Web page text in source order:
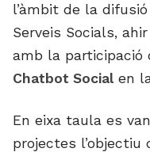
l’àmbit de la
Serveis Socials,
amb la participació
Chatbot Socialen la
En eixa taula es
projectes